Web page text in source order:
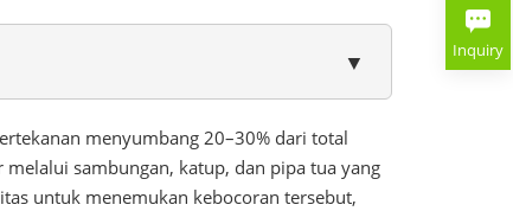
▼
menyumbang 20–30% dari total
sambungan, katup, dan pipa tua yang
untuk menemukan kebocoran tersebut,
Inquiry